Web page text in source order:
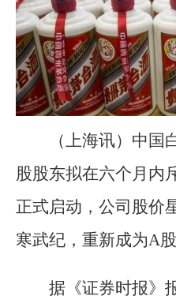
（上海讯）中国
股股东拟在六个月内
正式启动，公司股价
寒武纪，重新成为A股
据《证券时报》